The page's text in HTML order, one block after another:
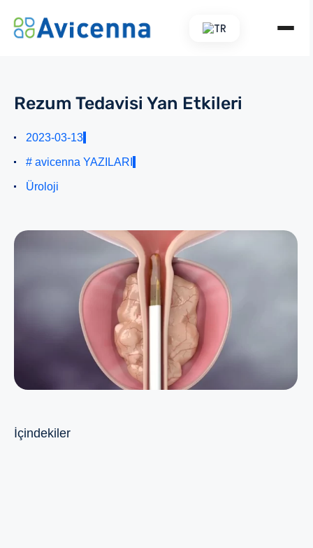
TR
Rezum Tedavisi Yan Etkileri
2023-03-13
# avicenna YAZILARI
Üroloji
İçindekiler